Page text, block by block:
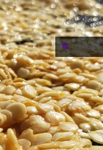
Recherche
pour :
Recherche